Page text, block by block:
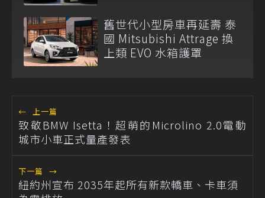
舊世代小型房車再延壽 泰
國 Mitsubishi Attrage 換
上類 EVO 水箱護罩
← 上一篇
致敬BMW Isetta！超萌的Microlino 2.0電動
城市小車正式量產發表
下一篇 →
紐約州宣布 2035年起所有新款轎車、卡車須